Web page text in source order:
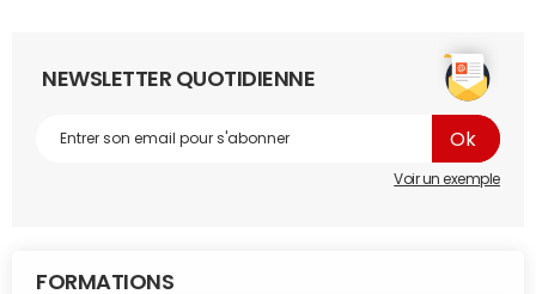
NEWSLETTER QUOTIDIENNE
Voir un exemple
FORMATIONS